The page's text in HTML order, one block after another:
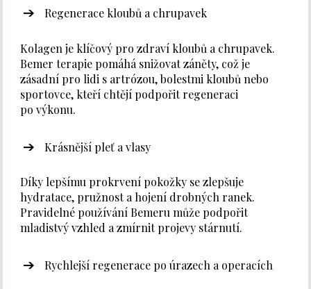
Regenerace kloubů a chrupavek
Kolagen je klíčový pro zdraví kloubů a chrupavek.
Bemer terapie pomáhá snižovat záněty, což je
zásadní pro lidi s artrózou, bolestmi kloubů nebo
sportovce, kteří chtějí podpořit regeneraci
po výkonu.
Krásnější pleť a vlasy
Díky lepšímu prokrvení pokožky se zlepšuje
hydratace, pružnost a hojení drobných ranek.
Pravidelné používání Bemeru může podpořit
mladistvý vzhled a zmírnit projevy stárnutí.
Rychlejší regenerace po úrazech a operacích